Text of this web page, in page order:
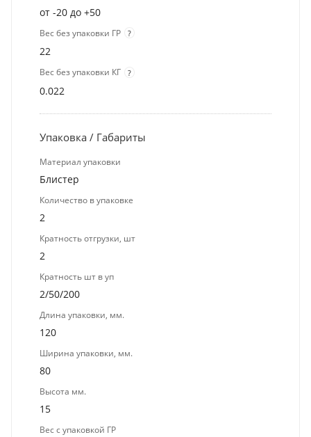
от -20 до +50
Вес без упаковки ГР ?
22
Вес без упаковки КГ ?
0.022
Упаковка / Габариты
Материал упаковки
Блистер
Количество в упаковке
2
Кратность отгрузки, шт
2
Кратность шт в уп
2/50/200
Длина упаковки, мм.
120
Ширина упаковки, мм.
80
Высота мм.
15
Вес с упаковкой ГР